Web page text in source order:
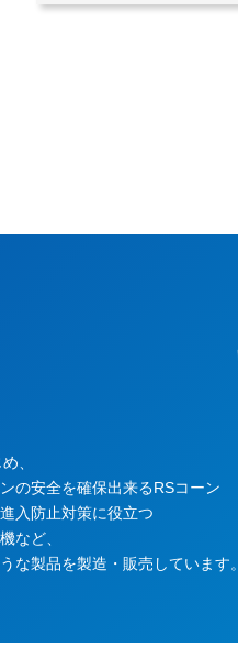
、
の安全を確保出来るRSコーン
入防止対策に役立つ
など、
な製品を製造・販売しています。